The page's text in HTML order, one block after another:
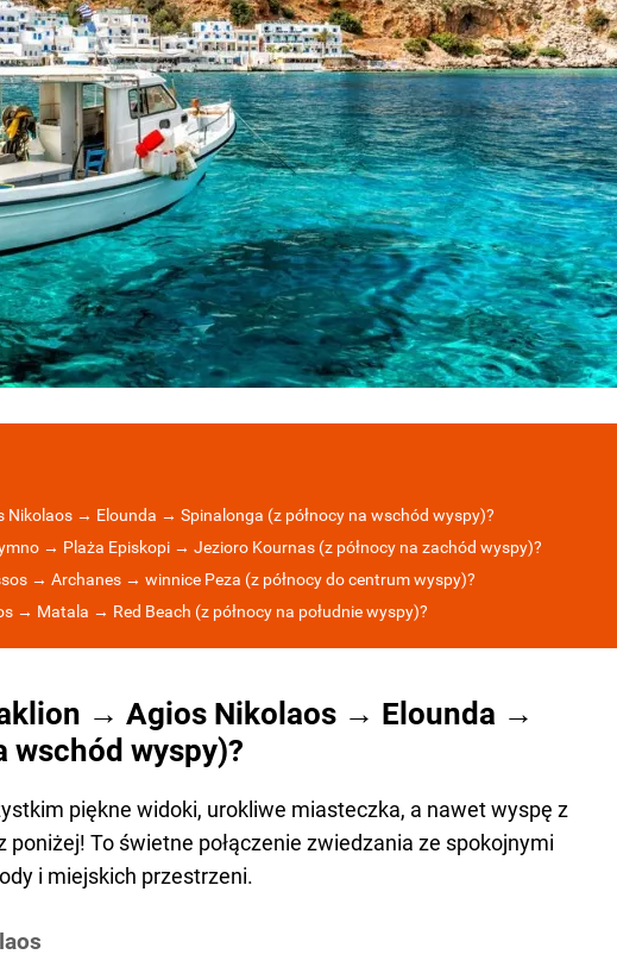
→ Elounda → Spinalonga (z północy na wschód wyspy)?
→ Plaża Episkopi → Jezioro Kournas (z północy na zachód wyspy)?
→ Archanes → winnice Peza (z północy do centrum wyspy)?
→ Matala → Red Beach (z północy na południe wyspy)?
→ Agios Nikolaos → Elounda →
wschód wyspy)?
piękne widoki, urokliwe miasteczka, a nawet wyspę z
To świetne połączenie zwiedzania ze spokojnymi
i miejskich przestrzeni.